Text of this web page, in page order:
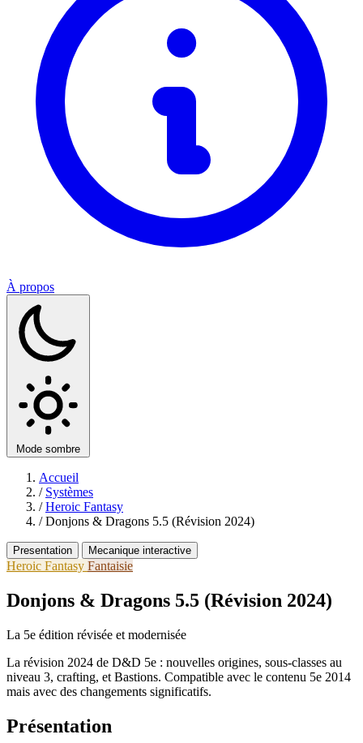
À propos
Mode sombre
Accueil
/ Systèmes
/ Heroic Fantasy
/ Donjons & Dragons 5.5 (Révision 2024)
Presentation Mecanique interactive
Heroic Fantasy Fantaisie
Donjons & Dragons 5.5 (Révision 2024)
La 5e édition révisée et modernisée
La révision 2024 de D&D 5e : nouvelles origines, sous-classes au
niveau 3, crafting, et Bastions. Compatible avec le contenu 5e 2014
mais avec des changements significatifs.
Présentation